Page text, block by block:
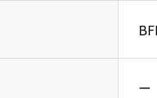
ー